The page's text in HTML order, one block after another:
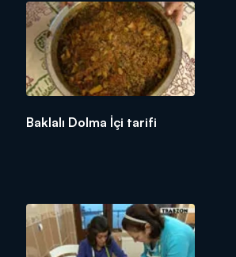
Baklalı Dolma İçi tarifi